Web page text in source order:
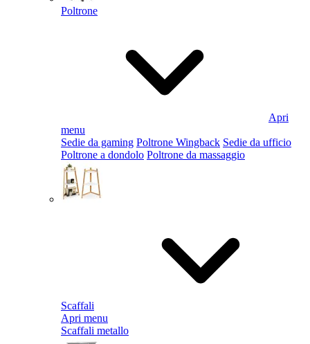
Poltrone
Apri
menu
Sedie da gaming Poltrone Wingback Sedie da ufficio
Poltrone a dondolo Poltrone da massaggio
Scaffali
Apri menu
Scaffali metallo